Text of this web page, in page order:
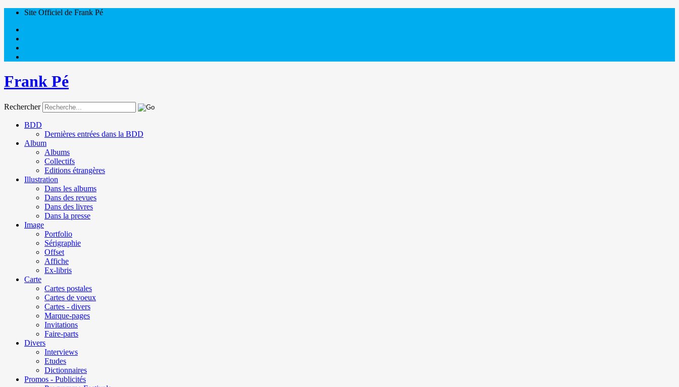
Site Officiel de Frank Pé
Frank Pé
Rechercher
BDD
Dernières entrées dans la BDD
Album
Albums
Collectifs
Editions étrangères
Illustration
Dans les albums
Dans des revues
Dans des livres
Dans la presse
Image
Portfolio
Sérigraphie
Offset
Affiche
Ex-libris
Carte
Cartes postales
Cartes de voeux
Cartes - divers
Marque-pages
Invitations
Faire-parts
Divers
Interviews
Etudes
Dictionnaires
Promos - Publicités